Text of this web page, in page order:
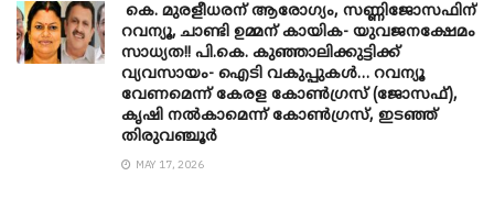
കെ. മുരളീധരന് ആരോഗ്യം, സണ്ണിജോസഫിന്
റവന്യൂ, ചാണ്ടി ഉമ്മന് കായിക- യുവജനക്ഷേമം
സാധ്യത!! പി.കെ. കുഞ്ഞാലിക്കുട്ടിക്ക്
വ്യവസായം- ഐടി വകുപ്പുകൾ… റവന്യൂ
വേണമെന്ന് കേരള കോൺഗ്രസ് (ജോസഫ്),
കൃഷി നൽകാമെന്ന് കോൺഗ്രസ്, ഇടഞ്ഞ്
തിരുവഞ്ചൂർ
MAY 17, 2026